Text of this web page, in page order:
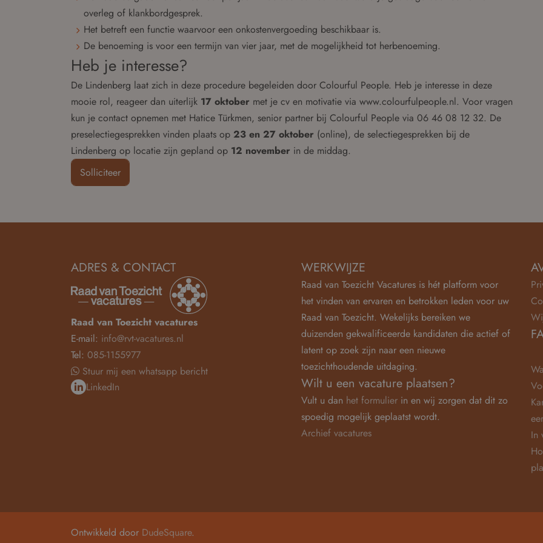
overleg of klankbordgesprek.
Het betreft een functie waarvoor een onkostenvergoeding beschikbaar is.
De benoeming is voor een termijn van vier jaar, met de mogelijkheid tot herbenoeming.
Heb je interesse?
De Lindenberg laat zich in deze procedure begeleiden door Colourful People. Heb je interesse in deze
mooie rol, reageer dan uiterlijk 17 oktober met je cv en motivatie via www.colourfulpeople.nl. Voor vragen
kun je contact opnemen met Hatice Türkmen, senior partner bij Colourful People via 06 46 08 12 32. De
preselectiegesprekken vinden plaats op 23 en 27 oktober (online), de selectiegesprekken bij de
Lindenberg op locatie zijn gepland op 12 november in de middag.
Solliciteer
ADRES & CONTACT
Raad van Toezicht vacatures
E-mail: info@rvt-vacatures.nl
Tel: 085-1155977
Stuur mij een whatsapp bericht
LinkedIn
WERKWIJZE
Raad van Toezicht Vacatures is hét platform voor
het vinden van ervaren en betrokken leden voor uw
Raad van Toezicht. Wekelijks bereiken we
duizenden gekwalificeerde kandidaten die actief of
latent op zoek zijn naar een nieuwe
toezichthoudende uitdaging.
Wilt u een vacature plaatsen?
Vult u dan het formulierin en wij zorgen dat dit zo
spoedig mogelijk geplaatst wordt.
Archief vacatures
In
Ontwikkeld door DudeSquare.